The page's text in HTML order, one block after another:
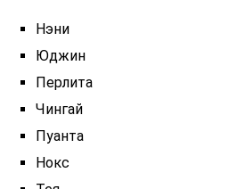
Нэни
Юджин
Перлита
Чингай
Пуанта
Нокс